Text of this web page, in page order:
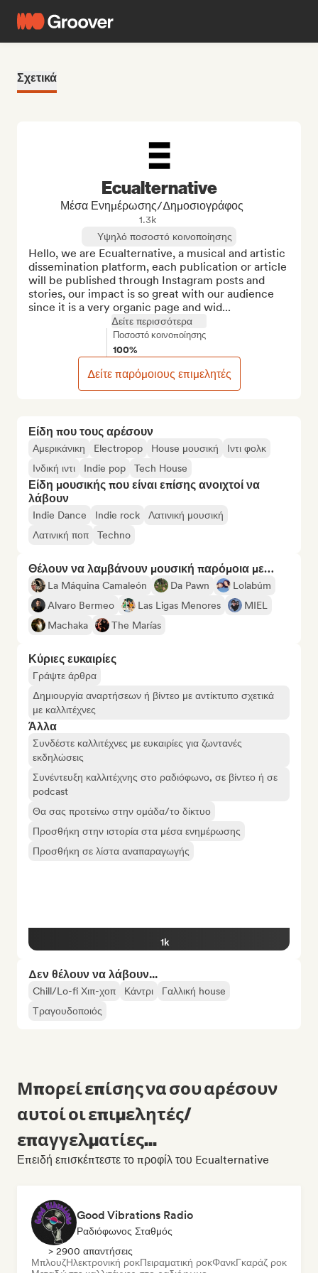
Σχετικά
Είδη που τους αρέσουν
Αμερικάνικη Electropop House μουσική
Ιντι φολκ
Ινδική ιντι
Indie pop Tech House
Είδη μουσικής που είναι επίσης ανοιχτοί να
λάβουν
Indie Dance Indie rock
Λατινική μουσική
Λατινική ποπ
Techno
Θέλουν να λαμβάνουν μουσική παρόμοια με…
La Máquina Camaleón Da Pawn
Lolabúm
Alvaro Bermeo
Las Ligas Menores
MIEL
Machaka
The Marías
Κύριες ευκαιρίες
Γράψτε άρθρα
Δημιουργία αναρτήσεων ή βίντεο με αντίκτυπο σχετικά
με καλλιτέχνες
Άλλα
Συνδέστε καλλιτέχνες με ευκαιρίες για ζωντανές
εκδηλώσεις
Συνέντευξη καλλιτέχνης στο ραδιόφωνο, σε βίντεο ή σε
podcast
Θα σας προτείνω στην ομάδα/το δίκτυο
Προσθήκη στην ιστορία στα μέσα ενημέρωσης
Προσθήκη σε λίστα αναπαραγωγής
1k
Δεν θέλουν να λάβουν...
Chill/Lo-fi Χιπ-χοπ Κάντρι
Γαλλική house
Τραγουδοποιός
Ecualternative
Μέσα Ενημέρωσης/Δημοσιογράφος
1.3k
Υψηλό ποσοστό κοινοποίησης
Hello, we are Ecualternative, a musical and artistic
dissemination platform, each publication or article
will be published through Instagram posts and
stories, our impact is so great with our audience
since it is a very organic page and wid...
Δείτε περισσότερα
Ποσοστό κοινοποίησης
100%
Δείτε παρόμοιους επιμελητές
Μπορεί επίσης να σου αρέσουν
αυτοί οι επιμελητές/
επαγγελματίες...
Επειδή επισκέπτεστε το προφίλ του Ecualternative
Good Vibrations Radio
Ραδιόφωνος Σταθμός
> 2900 απαντήσεις
ΜπλουζΗλεκτρονική ροκΠειραματική ροκΦανκΓκαράζ ροκ